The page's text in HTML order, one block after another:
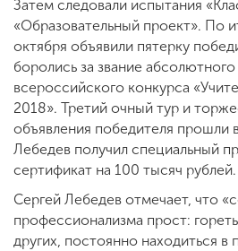
Затем следовали испытания
«Образовательный проект». По
октября объявили пятерку
боролись за звание
всероссийского конкурса
2018». Третий очный тур и
объявления победителя прошли
Лебедев получил специальный
сертификат на 100 тысяч рублей.
Сергей Лебедев отмечает, что
профессионализма прост:
других, постоянно находиться в